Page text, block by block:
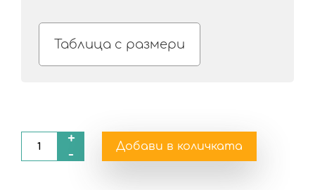
Таблица с размери
+
-
Добави в количката